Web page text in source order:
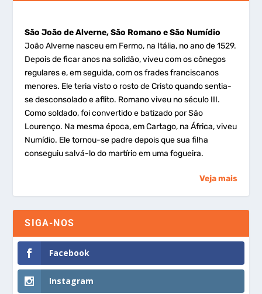
São João de Alverne, São Romano e São Numídio
João Alverne nasceu em Fermo, na Itália, no ano de 1529.
Depois de ficar anos na solidão, viveu com os cônegos
regulares e, em seguida, com os frades franciscanos
menores. Ele teria visto o rosto de Cristo quando sentia-
se desconsolado e aflito. Romano viveu no século III.
Como soldado, foi convertido e batizado por São
Lourenço. Na mesma época, em Cartago, na África, viveu
Numídio. Ele tornou-se padre depois que sua filha
conseguiu salvá-lo do martírio em uma fogueira.
Veja mais
SIGA-NOS
Facebook
Instagram